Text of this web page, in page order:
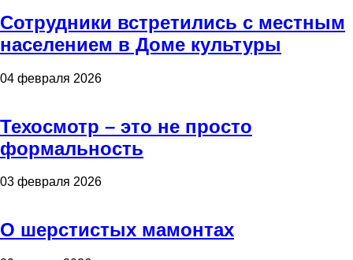
Сотрудники встретились с местным
населением в Доме культуры
04 февраля 2026
Техосмотр – это не просто
формальность
03 февраля 2026
О шерстистых мамонтах